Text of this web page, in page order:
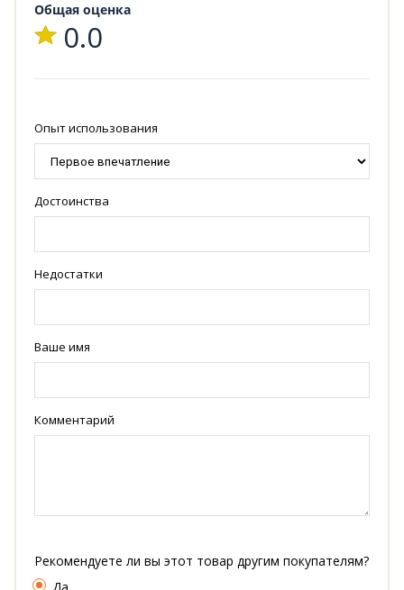
Общая оценка
0.0
Опыт использования
Достоинства
Недостатки
Ваше имя
Комментарий
Рекомендуете ли вы этот товар другим покупателям?